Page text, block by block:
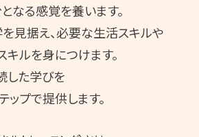
なる感覚を養います。
見据え、必要な生活スキルや
キルを身につけます。
した学びを
ップで提供します。